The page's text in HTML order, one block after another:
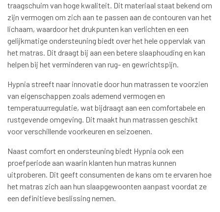
traagschuim van hoge kwaliteit. Dit materiaal staat bekend om
zijn vermogen om zich aan te passen aan de contouren van het
lichaam, waardoor het drukpunten kan verlichten en een
gelijkmatige ondersteuning biedt over het hele oppervlak van
het matras. Dit draagt bij aan een betere slaaphouding en kan
helpen bij het verminderen van rug- en gewrichtspijn.
Hypnia streeft naar innovatie door hun matrassen te voorzien
van eigenschappen zoals ademend vermogen en
temperatuurregulatie, wat bijdraagt aan een comfortabele en
rustgevende omgeving. Dit maakt hun matrassen geschikt
voor verschillende voorkeuren en seizoenen.
Naast comfort en ondersteuning biedt Hypnia ook een
proefperiode aan waarin klanten hun matras kunnen
uitproberen. Dit geeft consumenten de kans om te ervaren hoe
het matras zich aan hun slaapgewoonten aanpast voordat ze
een definitieve beslissing nemen.